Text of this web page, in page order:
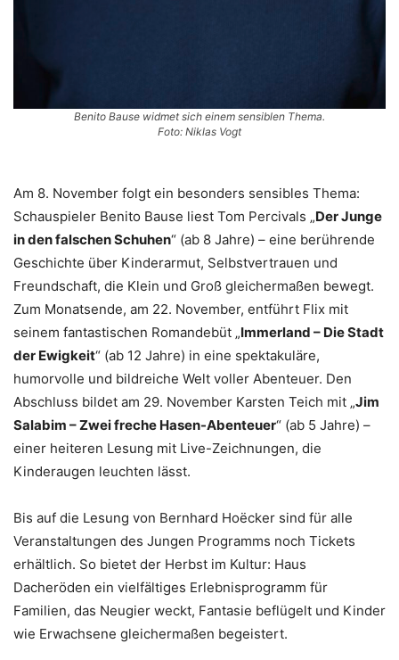
Benito Bause widmet sich einem sensiblen Thema.
Foto: Niklas Vogt
Am 8. November folgt ein besonders sensibles Thema:
Schauspieler Benito Bause liest Tom Percivals „Der Junge
in den falschen Schuhen“ (ab 8 Jahre) – eine berührende
Geschichte über Kinderarmut, Selbstvertrauen und
Freundschaft, die Klein und Groß gleichermaßen bewegt.
Zum Monatsende, am 22. November, entführt Flix mit
seinem fantastischen Romandebüt „Immerland – Die Stadt
der Ewigkeit“ (ab 12 Jahre) in eine spektakuläre,
humorvolle und bildreiche Welt voller Abenteuer. Den
Abschluss bildet am 29. November Karsten Teich mit „Jim
Salabim – Zwei freche Hasen-Abenteuer“ (ab 5 Jahre) –
einer heiteren Lesung mit Live-Zeichnungen, die
Kinderaugen leuchten lässt.
Bis auf die Lesung von Bernhard Hoëcker sind für alle
Veranstaltungen des Jungen Programms noch Tickets
erhältlich. So bietet der Herbst im Kultur: Haus
Dacheröden ein vielfältiges Erlebnisprogramm für
Familien, das Neugier weckt, Fantasie beflügelt und Kinder
wie Erwachsene gleichermaßen begeistert.